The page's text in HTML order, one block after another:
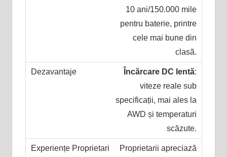
10 ani/150.000 mile
pentru baterie, printre
cele mai bune din
clasă.
Încărcare DC lentă:
viteze reale sub
specificații, mai ales la
AWD și temperaturi
scăzute.
Proprietarii apreciază